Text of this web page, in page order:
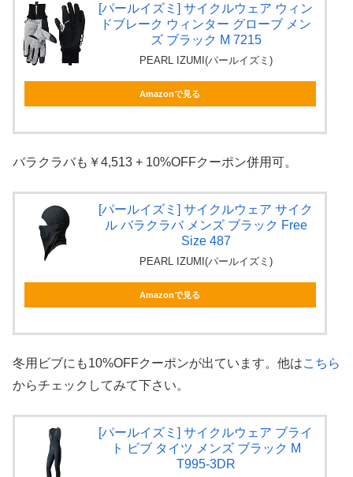
[パールイズミ] サイクルウェア ウィン
ドブレーク ウィンター グローブ メン
ズ ブラック M 7215
PEARL IZUMI(パールイズミ)
Amazonで見る
バラクラバも￥4,513 + 10%OFFクーポン併用可。
[パールイズミ] サイクルウェア サイク
ル バラクラバ メンズ ブラック Free
Size 487
PEARL IZUMI(パールイズミ)
Amazonで見る
冬用ビブにも10%OFFクーポンが出ています。他はこちら
からチェックしてみて下さい。
[パールイズミ] サイクルウェア ブライ
ト ビブ タイツ メンズ ブラック M
T995-3DR